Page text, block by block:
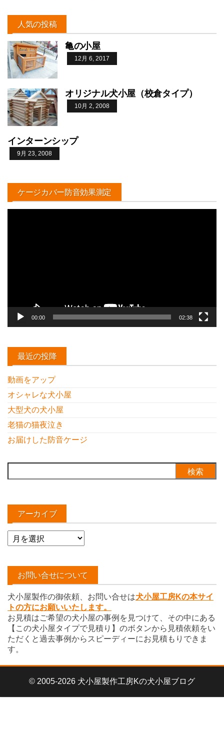
人気の投稿
亀の小屋
12月 6, 2017
オリジナル犬小屋（校倉タイプ）
10月 2, 2008
インターンシップ
9月 23, 2008
ケージカバー防音効果測定
00:00 02:38
最近の投降
動画をアップ
オシャレな犬小屋
大型犬の犬小屋
老猫の猫夜泣き
お届けした防音ケージ
索:
アーカイブ
ア
ー
イ
お問い合せについて
犬小屋製作の御依頼、お問い合せは犬小屋工房Kの本サイ
トの方にお願いいたします。
お見積はご希望の犬小屋の事例を見つけて、その中にある
【この犬小屋タイプで見積り】のボタンから見積依頼をい
ただくと過去事例からスピーディーにお見積もりできま
す。
© 2005-2026 犬小屋製作工房Kの犬小屋ブログ